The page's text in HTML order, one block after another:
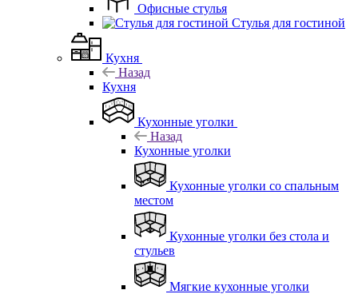
Офисные стулья
Стулья для гостиной
Кухня
Назад
Кухня
Кухонные уголки
Назад
Кухонные уголки
Кухонные уголки со спальным
местом
Кухонные уголки без стола и
стульев
Мягкие кухонные уголки